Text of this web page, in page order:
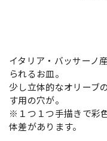
イタリア・バッサーノ
られるお皿。
少し立体的なオリーブ
す用の穴が。
※１つ１つ手描きで彩
体差があります。